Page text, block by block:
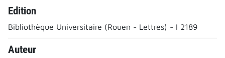
Edition
Bibliothèque Universitaire (Rouen - Lettres) - I 2189
Auteur